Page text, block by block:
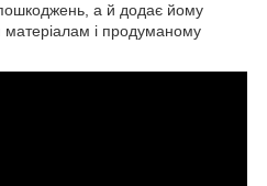
а й додає йому
матеріалам і продуманому